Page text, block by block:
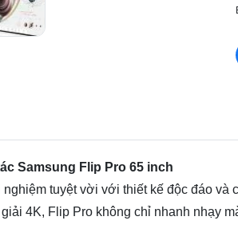
Samsung Flip Pro 65 inch
nghiệm tuyệt vời với thiết kế độc đáo
4K, Flip Pro không chỉ nhanh nhạy